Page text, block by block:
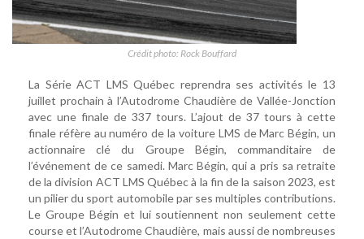
Crédit photo: Rock Bouffard
La Série ACT LMS Québec reprendra ses activités le 13
juillet prochain à l’Autodrome Chaudière de Vallée-Jonction
avec une finale de 337 tours. L’ajout de 37 tours à cette
finale réfère au numéro de la voiture LMS de Marc Bégin, un
actionnaire clé du Groupe Bégin, commanditaire de
l’événement de ce samedi. Marc Bégin, qui a pris sa retraite
de la division ACT LMS Québec à la fin de la saison 2023, est
un pilier du sport automobile par ses multiples contributions.
Le Groupe Bégin et lui soutiennent non seulement cette
course et l’Autodrome Chaudière, mais aussi de nombreuses